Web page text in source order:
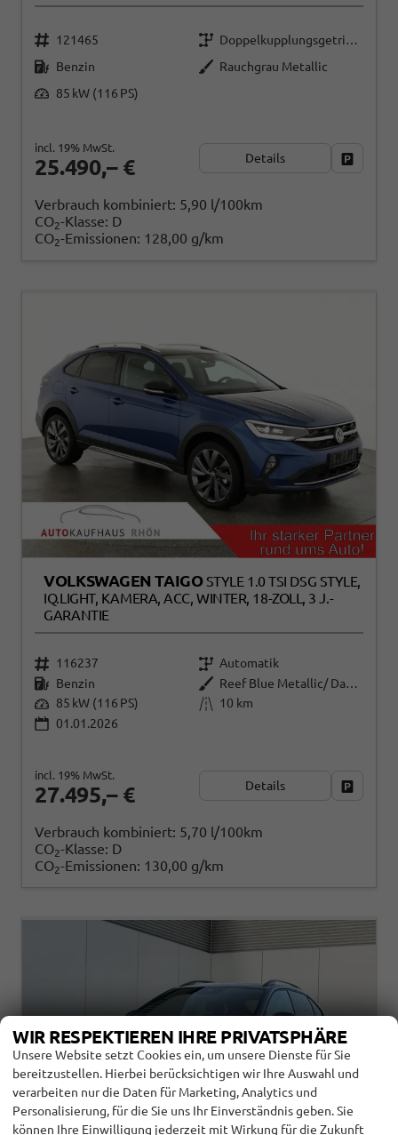
121465
Doppelkupplungsgetriebe (DSG)
Benzin
Rauchgrau Metallic
85 kW (116 PS)
25.490,– €
incl. 19% MwSt.
Details
Verbrauch kombiniert: 5,90 l/100km
CO2-Klasse: D
CO2-Emissionen: 128,00 g/km
VOLKSWAGEN TAIGO STYLE 1.0 TSI DSG STYLE,
IQ.LIGHT, KAMERA, ACC, WINTER, 18-ZOLL, 3 J.-
GARANTIE
116237
Automatik
Benzin
Reef Blue Metallic/ Dach Schwarz
85 kW (116 PS)
10 km
01.01.2026
27.495,– €
incl. 19% MwSt.
Details
Verbrauch kombiniert: 5,70 l/100km
CO2-Klasse: D
CO2-Emissionen: 130,00 g/km
WIR RESPEKTIEREN IHRE PRIVATSPHÄRE
Unsere Website setzt Cookies ein, um unsere Dienste für Sie
bereitzustellen. Hierbei berücksichtigen wir Ihre Auswahl und
verarbeiten nur die Daten für Marketing, Analytics und
Personalisierung, für die Sie uns Ihr Einverständnis geben. Sie
können Ihre Einwilligung jederzeit mit Wirkung für die Zukunft